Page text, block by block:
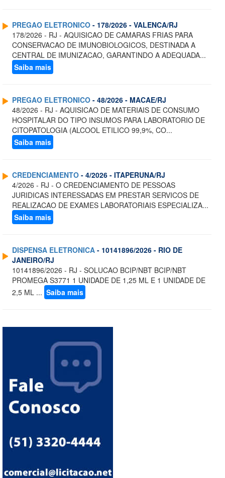
PREGAO ELETRONICO - 178/2026 - VALENCA/RJ
178/2026 - RJ - AQUISICAO DE CAMARAS FRIAS PARA
CONSERVACAO DE IMUNOBIOLOGICOS, DESTINADA A
CENTRAL DE IMUNIZACAO, GARANTINDO A ADEQUADA...
Saiba mais
PREGAO ELETRONICO - 48/2026 - MACAE/RJ
48/2026 - RJ - AQUISICAO DE MATERIAIS DE CONSUMO
HOSPITALAR DO TIPO INSUMOS PARA LABORATORIO DE
CITOPATOLOGIA (ALCOOL ETILICO 99,9%, CO...
Saiba mais
CREDENCIAMENTO - 4/2026 - ITAPERUNA/RJ
4/2026 - RJ - O CREDENCIAMENTO DE PESSOAS
JURIDICAS INTERESSADAS EM PRESTAR SERVICOS DE
REALIZACAO DE EXAMES LABORATORIAIS ESPECIALIZA...
Saiba mais
DISPENSA ELETRONICA - 10141896/2026 - RIO DE
JANEIRO/RJ
10141896/2026 - RJ - SOLUCAO BCIP/NBT BCIP/NBT
PROMEGA S3771 1 UNIDADE DE 1,25 ML E 1 UNIDADE DE
2,5 ML ... Saiba mais